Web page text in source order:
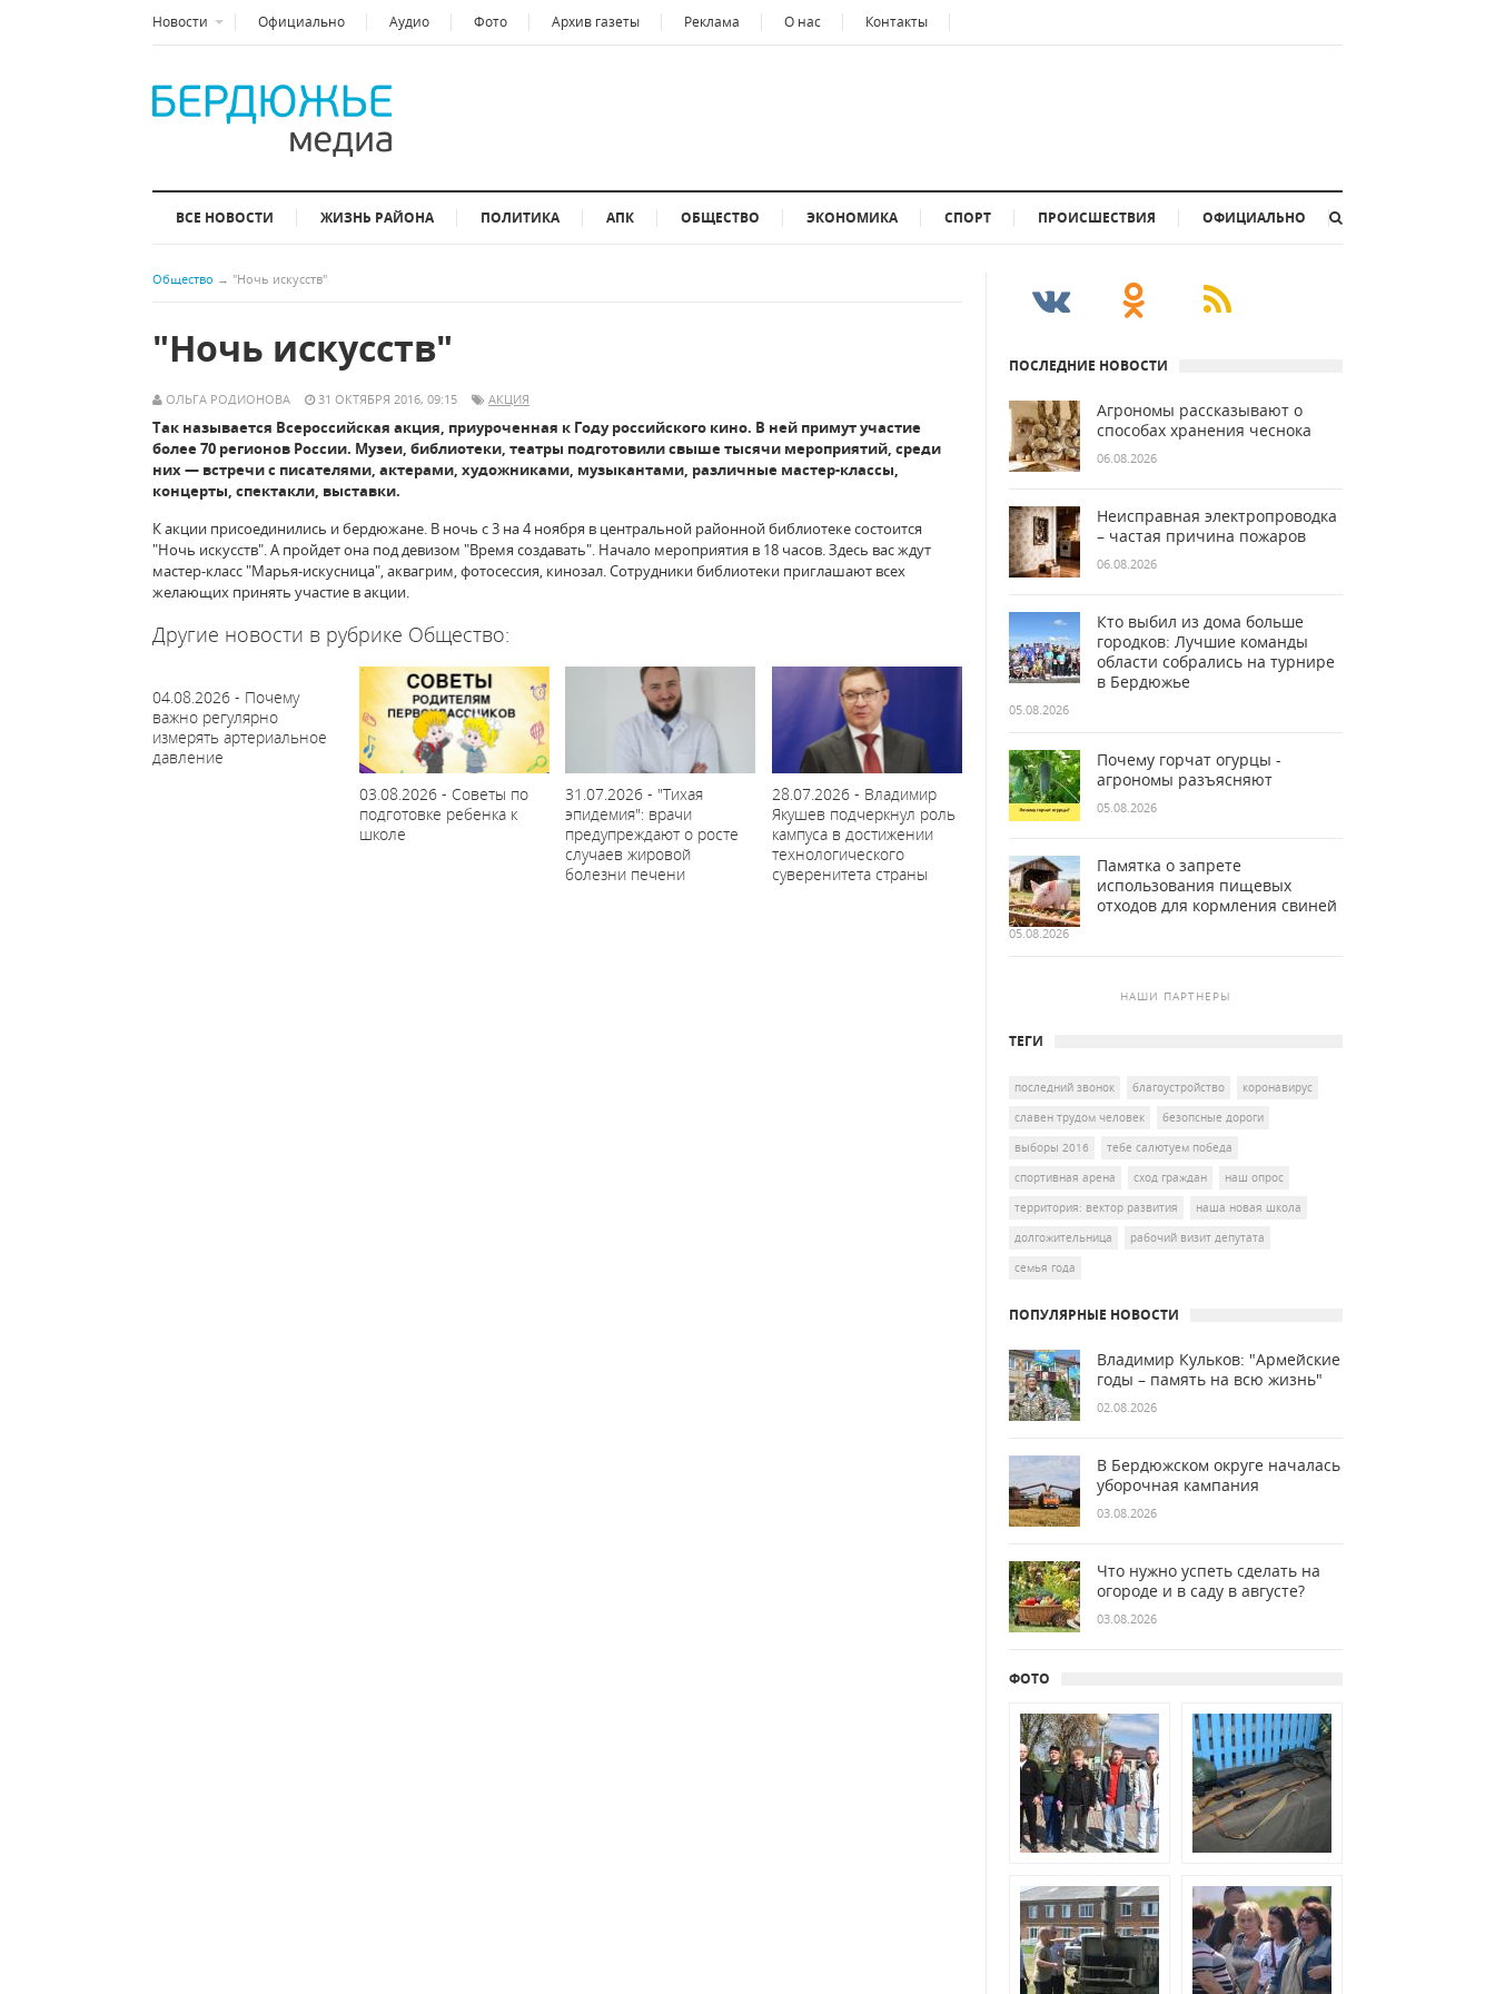
Новости Официально Аудио Фото Архив газеты Реклама О нас Контакты
ВСЕ НОВОСТИ ЖИЗНЬ РАЙОНА ПОЛИТИКА АПК ОБЩЕСТВО ЭКОНОМИКА СПОРТ ПРОИСШЕСТВИЯ ОФИЦИАЛЬНО
Общество → "Ночь искусств"
"Ночь искусств"
ОЛЬГА РОДИОНОВА 31 ОКТЯБРЯ 2016, 09:15 АКЦИЯ
Так называется Всероссийская акция, приуроченная к Году российского кино. В ней примут участие
более 70 регионов России. Музеи, библиотеки, театры подготовили свыше тысячи мероприятий, среди
них — встречи с писателями, актерами, художниками, музыкантами, различные мастер-классы,
концерты, спектакли, выставки.
К акции присоединились и бердюжане. В ночь с 3 на 4 ноября в центральной районной библиотеке состоится
"Ночь искусств". А пройдет она под девизом "Время создавать". Начало мероприятия в 18 часов. Здесь вас ждут
мастер-класс "Марья-искусница", аквагрим, фотосессия, кинозал. Сотрудники библиотеки приглашают всех
желающих принять участие в акции.
Другие новости в рубрике Общество:
04.08.2026 - Почему
важно регулярно
измерять артериальное
давление
03.08.2026 - Советы по
подготовке ребенка к
школе
31.07.2026 - "Тихая
эпидемия": врачи
предупреждают о росте
случаев жировой
болезни печени
28.07.2026 - Владимир
Якушев подчеркнул роль
кампуса в достижении
технологического
суверенитета страны
ПОСЛЕДНИЕ НОВОСТИ
Агрономы рассказывают о
способах хранения чеснока
06.08.2026
Неисправная электропроводка
– частая причина пожаров
06.08.2026
Кто выбил из дома больше
городков: Лучшие команды
области собрались на турнире
в Бердюжье
05.08.2026
Почему горчат огурцы -
агрономы разъясняют
05.08.2026
Памятка о запрете
использования пищевых
отходов для кормления свиней
05.08.2026
НАШИ ПАРТНЕРЫ
ТЕГИ
последний звонок благоустройство
коронавирус
славен трудом человек
безопсные дороги
выборы 2016
тебе салютуем победа
спортивная арена
сход граждан
наш опрос
территория: вектор развития
наша новая школа
долгожительница
рабочий визит депутата
семья года
ПОПУЛЯРНЫЕ НОВОСТИ
Владимир Кульков: "Армейские
годы – память на всю жизнь"
02.08.2026
В Бердюжском округе началась
уборочная кампания
03.08.2026
Что нужно успеть сделать на
огороде и в саду в августе?
03.08.2026
ФОТО